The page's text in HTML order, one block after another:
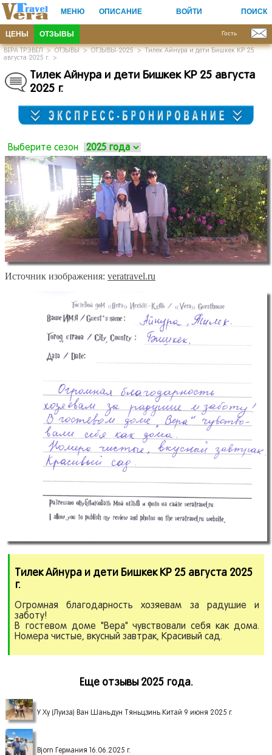
МЕНЮ ОПИСАНИЕ ВОЙТИ ПОИСК
ЦЕНЫ ОТЗЫВЫ Гость
ВЕРА ТРЭВЕЛ>ОТЗЫВЫ>ОТЗЫВЫ-2025>Тилек Айнура и дети Бишкек КР 25
августа 2025 г. >
Тилек Айнура и дети Бишкек КР 25 августа
2025 г.
Выберите сезон
Источник изображения: veratravel.ru
Тилек Айнура и дети Бишкек КР 25 августа 2025
г.
Огромная благодарность хозяевам за радушие и
заботу!
В гостевом доме "Вера" чувствовали себя как дома.
Номера чистые, вкусный завтрак, Красивый сад.
Еще отзывы 2025 года.
У Ху (Луиза) Ван Шаньдун Тяньцзинь Китай 9 июня 2025 г.
Bjorn Германия 16.06.2025 г.